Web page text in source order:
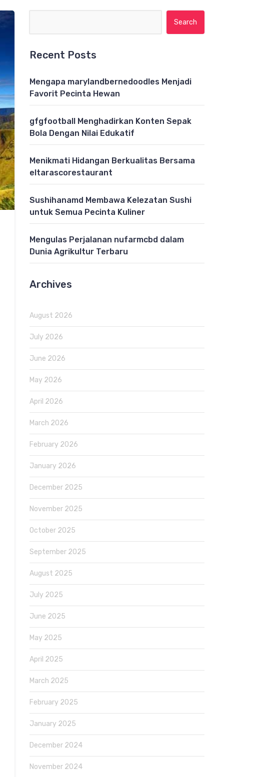
Recent Posts
Mengapa marylandbernedoodles Menjadi
Favorit Pecinta Hewan
gfgfootball Menghadirkan Konten Sepak
Bola Dengan Nilai Edukatif
Menikmati Hidangan Berkualitas Bersama
eltarascorestaurant
Sushihanamd Membawa Kelezatan Sushi
untuk Semua Pecinta Kuliner
Mengulas Perjalanan nufarmcbd dalam
Dunia Agrikultur Terbaru
Archives
August 2026
July 2026
June 2026
May 2026
April 2026
March 2026
February 2026
January 2026
December 2025
November 2025
October 2025
September 2025
August 2025
July 2025
June 2025
May 2025
April 2025
March 2025
February 2025
January 2025
December 2024
November 2024